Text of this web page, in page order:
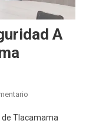
A
En
Gobernador
de Tlacamama